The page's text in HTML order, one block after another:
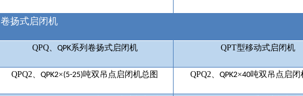
卷扬式启闭机
QPQ、 QPK系列卷扬式启闭机 QPT型移动式启闭机
QPQ2、 QPK2×(5-25)吨双吊点启闭机总图 QPQ2、 QPK2×40吨双吊点启闭